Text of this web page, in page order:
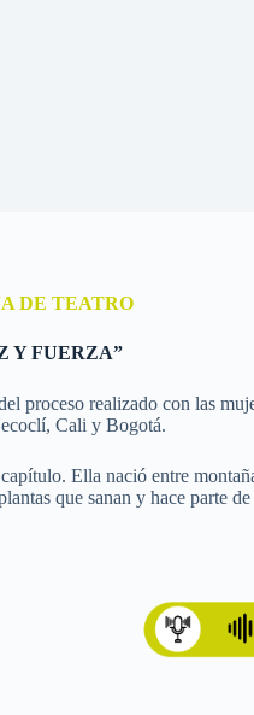
DE TEATRO
Y FUERZA”
proceso realizado con las
Cali y Bogotá.
Ella nació entre
que sanan y hace parte